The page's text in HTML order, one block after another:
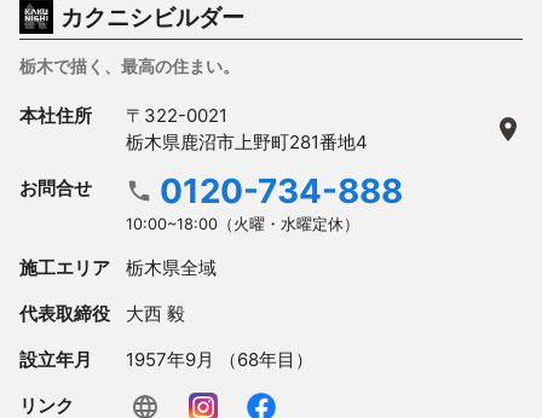
カクニシビルダー
栃木で描く、最高の住まい。
本社住所
〒322-0021
栃木県鹿沼市上野町281番地4
お問合せ 0120-734-888
10:00~18:00（火曜・水曜定休）
施工エリア 栃木県全域
代表取締役 大西 毅
設立年月 1957年9月 （68年目）
リンク